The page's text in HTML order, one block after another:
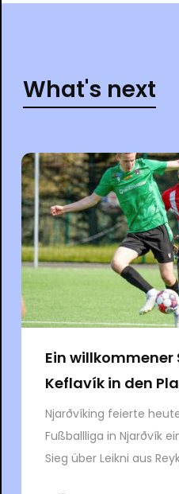
What's next
Ein willkommener
Keflavík in den
Njarðvíking feierte
Fußballliga in Njarðvík
Sieg über Leikni aus